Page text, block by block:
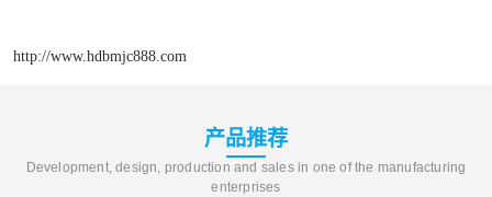
http://www.hdbmjc888.com
产品推荐
Development, design, production and sales in one of the manufacturing
enterprises